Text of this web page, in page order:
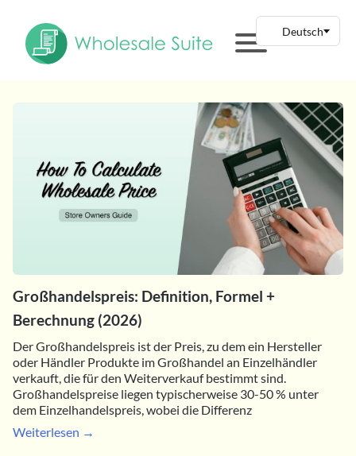
Großhandelspreis: Definition, Formel +
Berechnung (2026)
Der Großhandelspreis ist der Preis, zu dem ein Hersteller
oder Händler Produkte im Großhandel an Einzelhändler
verkauft, die für den Weiterverkauf bestimmt sind.
Großhandelspreise liegen typischerweise 30-50 % unter
dem Einzelhandelspreis, wobei die Differenz
Weiterlesen →